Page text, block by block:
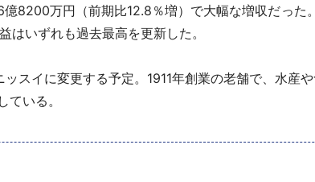
8200万円（前期比12.8％増）で大幅な増収だった
いずれも過去最高を更新した。
スイに変更する予定。1911年創業の老舗で、水産
いる。